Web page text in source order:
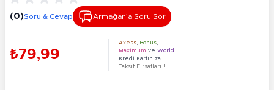
(0)Soru & Cevap Armağan’a Soru Sor
₺79,99
Axess Bonus
Maximum ve World
Kredi Kartınıza
Taksit Fırsatları !